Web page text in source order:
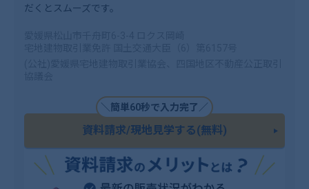
だくとスムーズです。
＼簡単60秒で入力完了／
資料請求/現地見学する(無料)